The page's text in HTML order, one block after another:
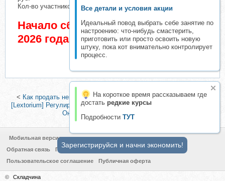
Все детали и условия акции
Идеальный повод выбрать себе занятие по
настроению: что-нибудь смастерить,
приготовить или просто освоить новую
штуку, пока кот внимательно контролирует
процесс.
На короткое время рассказываем где
достать редкие курсы
Подробности ТУТ
Кол-во участников в основном списке: 1 чел.
Начало сбора взносов 2 Июнь
2026 года
< Как продать ненужные вещи в интернете (Евгения Изотова)|
[Lextorium] Регулирование персональных данных в России. Тариф
Онлайн легкий (Артем Евсеев)
Мобильная версия
Обратная связь
Политика конфиденциальности
Пользовательское соглашение
Публичная оферта
© Складчина
Зарегистрируйся и начни экономить!